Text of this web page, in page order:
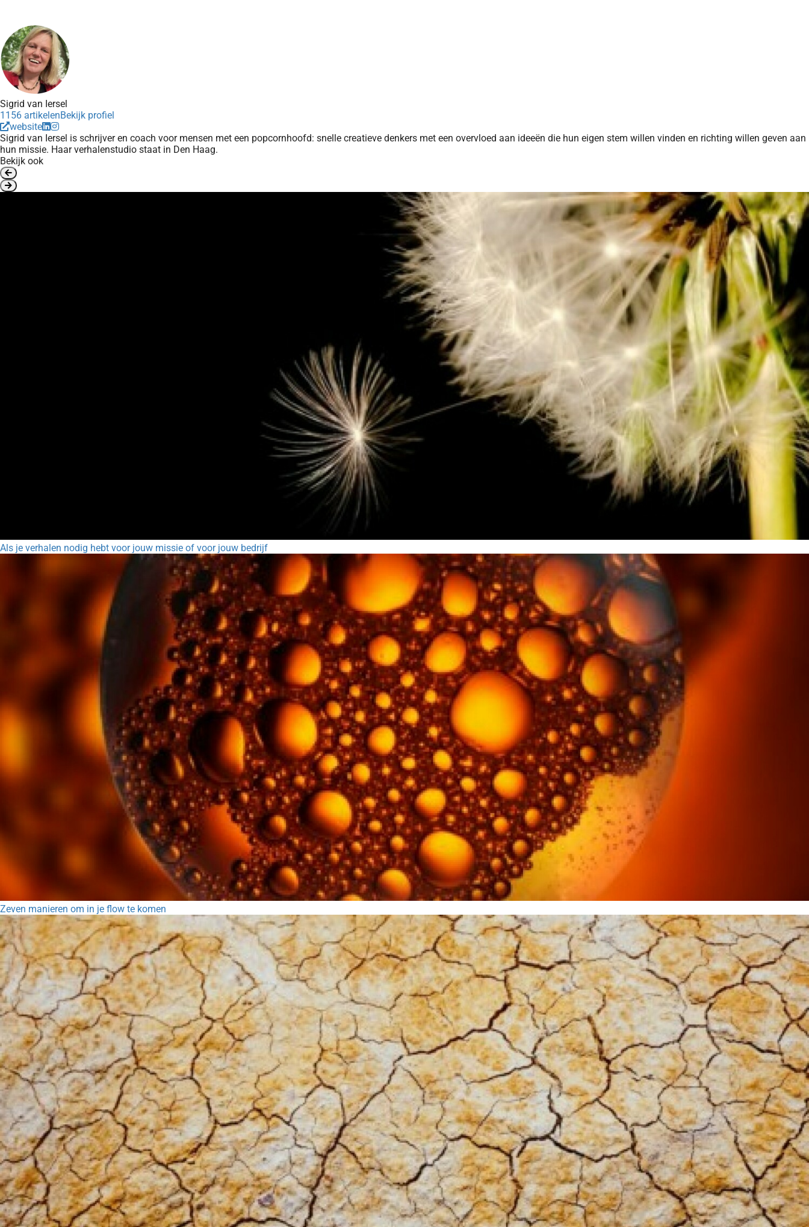
Sigrid van Iersel
1156 artikelenBekijk profiel
website
Sigrid van Iersel is schrijver en coach voor mensen met een popcornhoofd: snelle creatieve denkers met een overvloed aan ideeën die hun eigen stem willen vinden en richting willen geven aan
hun missie. Haar verhalenstudio staat in Den Haag.
Bekijk ook
Als je verhalen nodig hebt voor jouw missie of voor jouw bedrijf
Zeven manieren om in je flow te komen